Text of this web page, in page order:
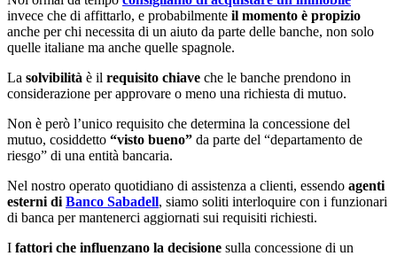
invece che di affittarlo, e probabilmente il momento è propizio
anche per chi necessita di un aiuto da parte delle banche, non solo
quelle italiane ma anche quelle spagnole.
La solvibilità è il requisito chiave che le banche prendono in
considerazione per approvare o meno una richiesta di mutuo.
Non è però l’unico requisito che determina la concessione del
mutuo, cosiddetto “visto bueno” da parte del “departamento de
riesgo” di una entità bancaria.
Nel nostro operato quotidiano di assistenza a clienti, essendo agenti
esterni di Banco Sabadell, siamo soliti interloquire con i funzionari
di banca per mantenerci aggiornati sui requisiti richiesti.
I fattori che influenzano la decisione sulla concessione di un